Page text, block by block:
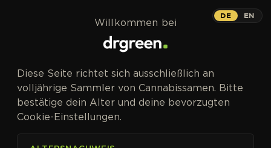
DE EN
Willkommen bei
Diese Seite richtet sich ausschließlich an
volljährige Sammler von Cannabissamen. Bitte
bestätige dein Alter und deine bevorzugten
Cookie-Einstellungen.